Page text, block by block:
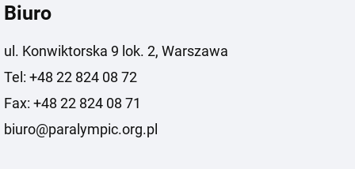
Biuro
ul. Konwiktorska 9 lok. 2, Warszawa
Tel: +48 22 824 08 72
Fax: +48 22 824 08 71
biuro@paralympic.org.pl